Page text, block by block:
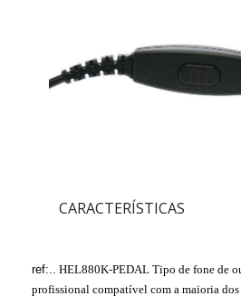
CARACTERÍSTICAS
ref:.. HEL880K-PEDAL Tipo de fone de
profissional compatível com a maioria